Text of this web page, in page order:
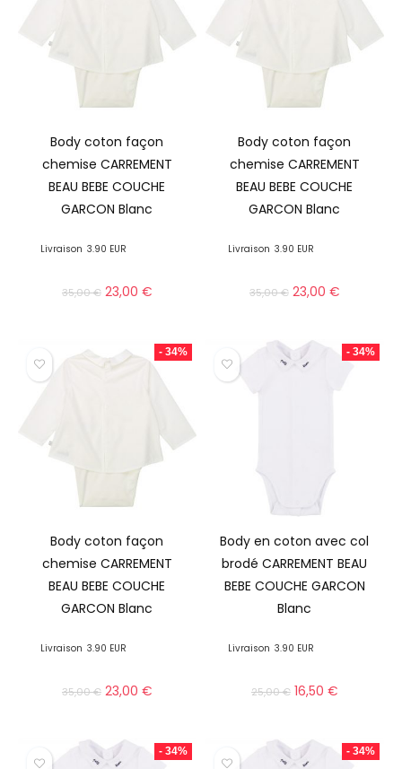
Body coton façon
chemise CARREMENT
BEAU BEBE COUCHE
GARCON Blanc
Livraison 3.90 EUR
35,00€ 23,00 €
Body coton façon
chemise CARREMENT
BEAU BEBE COUCHE
GARCON Blanc
Livraison 3.90 EUR
35,00€ 23,00 €
- 34%
Body coton façon
chemise CARREMENT
BEAU BEBE COUCHE
GARCON Blanc
Livraison 3.90 EUR
35,00€ 23,00 €
- 34%
Body en coton avec col
brodé CARREMENT BEAU
BEBE COUCHE GARCON
Blanc
Livraison 3.90 EUR
25,00€ 16,50 €
- 34% - 34%